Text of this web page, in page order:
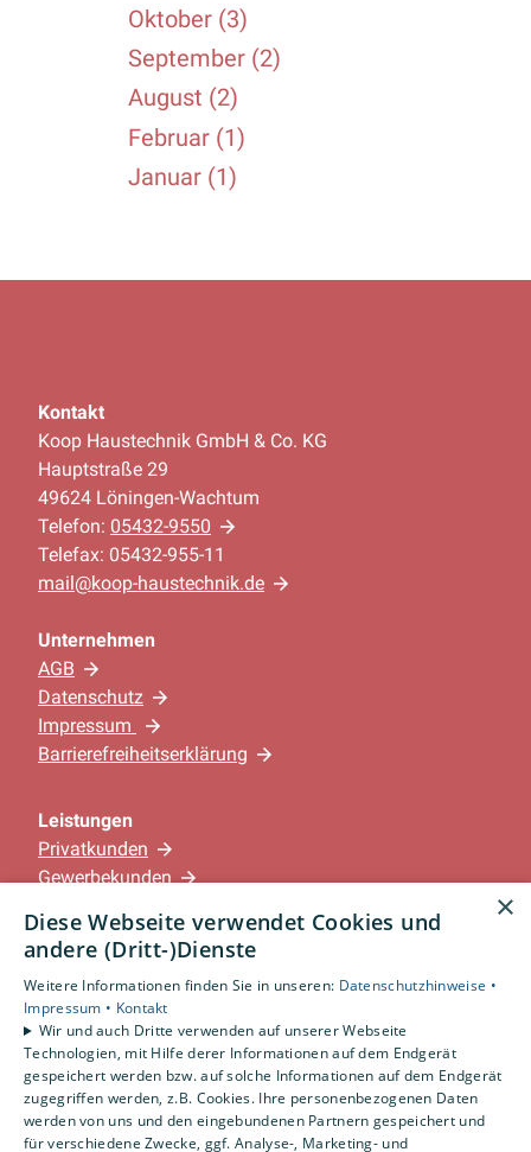
Oktober (3)
September (2)
August (2)
Februar (1)
Januar (1)
Kontakt
Koop Haustechnik GmbH & Co. KG
Hauptstraße 29
49624 Löningen-Wachtum
Telefon: 05432-9550
Telefax: 05432-955-11
mail@koop-haustechnik.de
Unternehmen
AGB
Datenschutz
Impressum
Barrierefreiheitserklärung
Leistungen
Privatkunden
Gewerbekunden
Unternehmen
Standorte
Löningen-Wachtum
Um externe HTML-Inhalte anzuzeigen, benötigen
wir Ihre Einwilligung.
×
Diese Webseite verwendet Cookies und
andere (Dritt-)Dienste
Weitere Informationen finden Sie in unseren: Datenschutzhinweise •
Impressum • Kontakt
Wir und auch Dritte verwenden auf unserer Webseite
Technologien, mit Hilfe derer Informationen auf dem Endgerät
gespeichert werden bzw. auf solche Informationen auf dem Endgerät
zugegriffen werden, z.B. Cookies. Ihre personenbezogenen Daten
werden von uns und den eingebundenen Partnern gespeichert und
für verschiedene Zwecke, ggf. Analyse-, Marketing- und